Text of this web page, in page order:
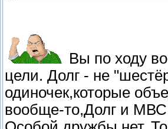
Вы по ходу
цели. Долг - не
одиночек,которые
вообще-то,Долг и МВС